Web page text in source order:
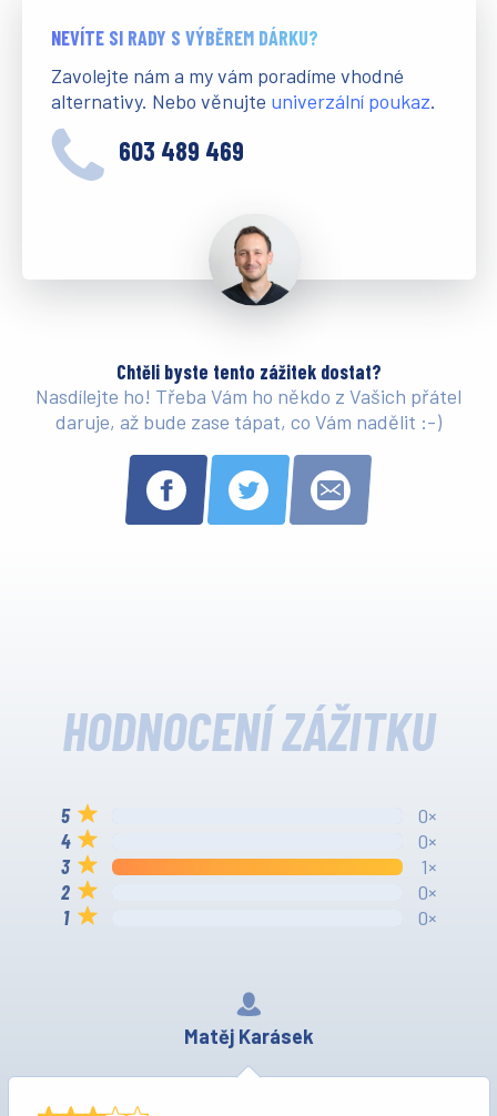
NEVÍTE SI RADY S VÝBĚREM DÁRKU?
Zavolejte nám a my vám poradíme vhodné
alternativy. Nebo věnujte univerzální poukaz.
603 489 469
Chtěli byste tento zážitek dostat?
Nasdílejte ho! Třeba Vám ho někdo z Vašich přátel
daruje, až bude zase tápat, co Vám nadělit :-)
HODNOCENÍ ZÁŽITKU
0×
0×
1×
0×
0×
Matěj Karásek